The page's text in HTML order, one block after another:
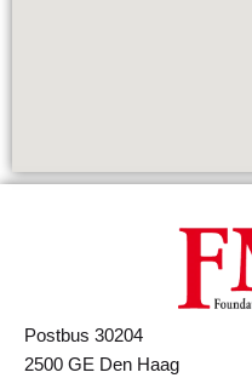
Postbus 30204
2500 GE Den Haag